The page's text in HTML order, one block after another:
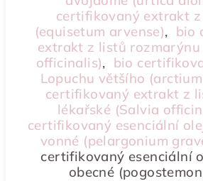
certifikovaný extrakt
(equisetum arvense), bio
extrakt z listů rozmarýnu
officinalis), bio
Lopuchu většího
certifikovaný extrakt z
lékařské (Salvia
certifikovaný esenciální
vonné (pelargonium
certifikovaný esenciální
obecné